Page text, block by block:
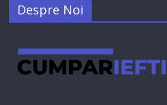
Despre Noi